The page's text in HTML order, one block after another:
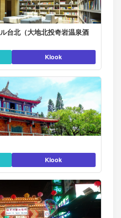
台北（大地北投奇岩温泉酒
Klook
Klook